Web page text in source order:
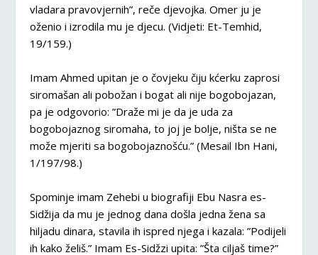
vladara pravovjernih”, reče djevojka. Omer ju je
oženio i izrodila mu je djecu. (Vidjeti: Et-Temhid,
19/159.)
Imam Ahmed upitan je o čovjeku čiju kćerku zaprosi
siromašan ali pobožan i bogat ali nije bogobojazan,
pa je odgovorio: ”Draže mi je da je uda za
bogobojaznog siromaha, to joj je bolje, ništa se ne
može mjeriti sa bogobojaznošću.” (Mesail Ibn Hani,
1/197/98.)
Spominje imam Zehebi u biografiji Ebu Nasra es-
Sidžija da mu je jednog dana došla jedna žena sa
hiljadu dinara, stavila ih ispred njega i kazala: ”Podijeli
ih kako želiš.” Imam Es-Sidžzi upita: ”Šta ciljaš time?”